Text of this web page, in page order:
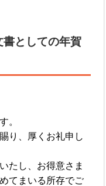
書としての年賀
。
り、厚くお礼申し
たし、お得意さま
てまいる所存でご